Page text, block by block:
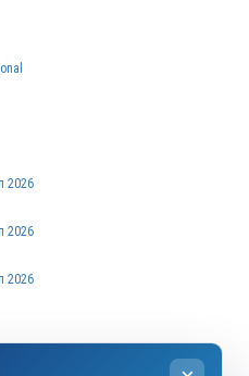
2026
2026
2026